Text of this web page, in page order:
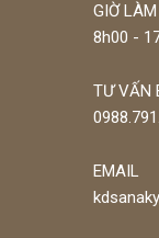
GIỜ
8h00 -
TƯ VẤN
EMAIL